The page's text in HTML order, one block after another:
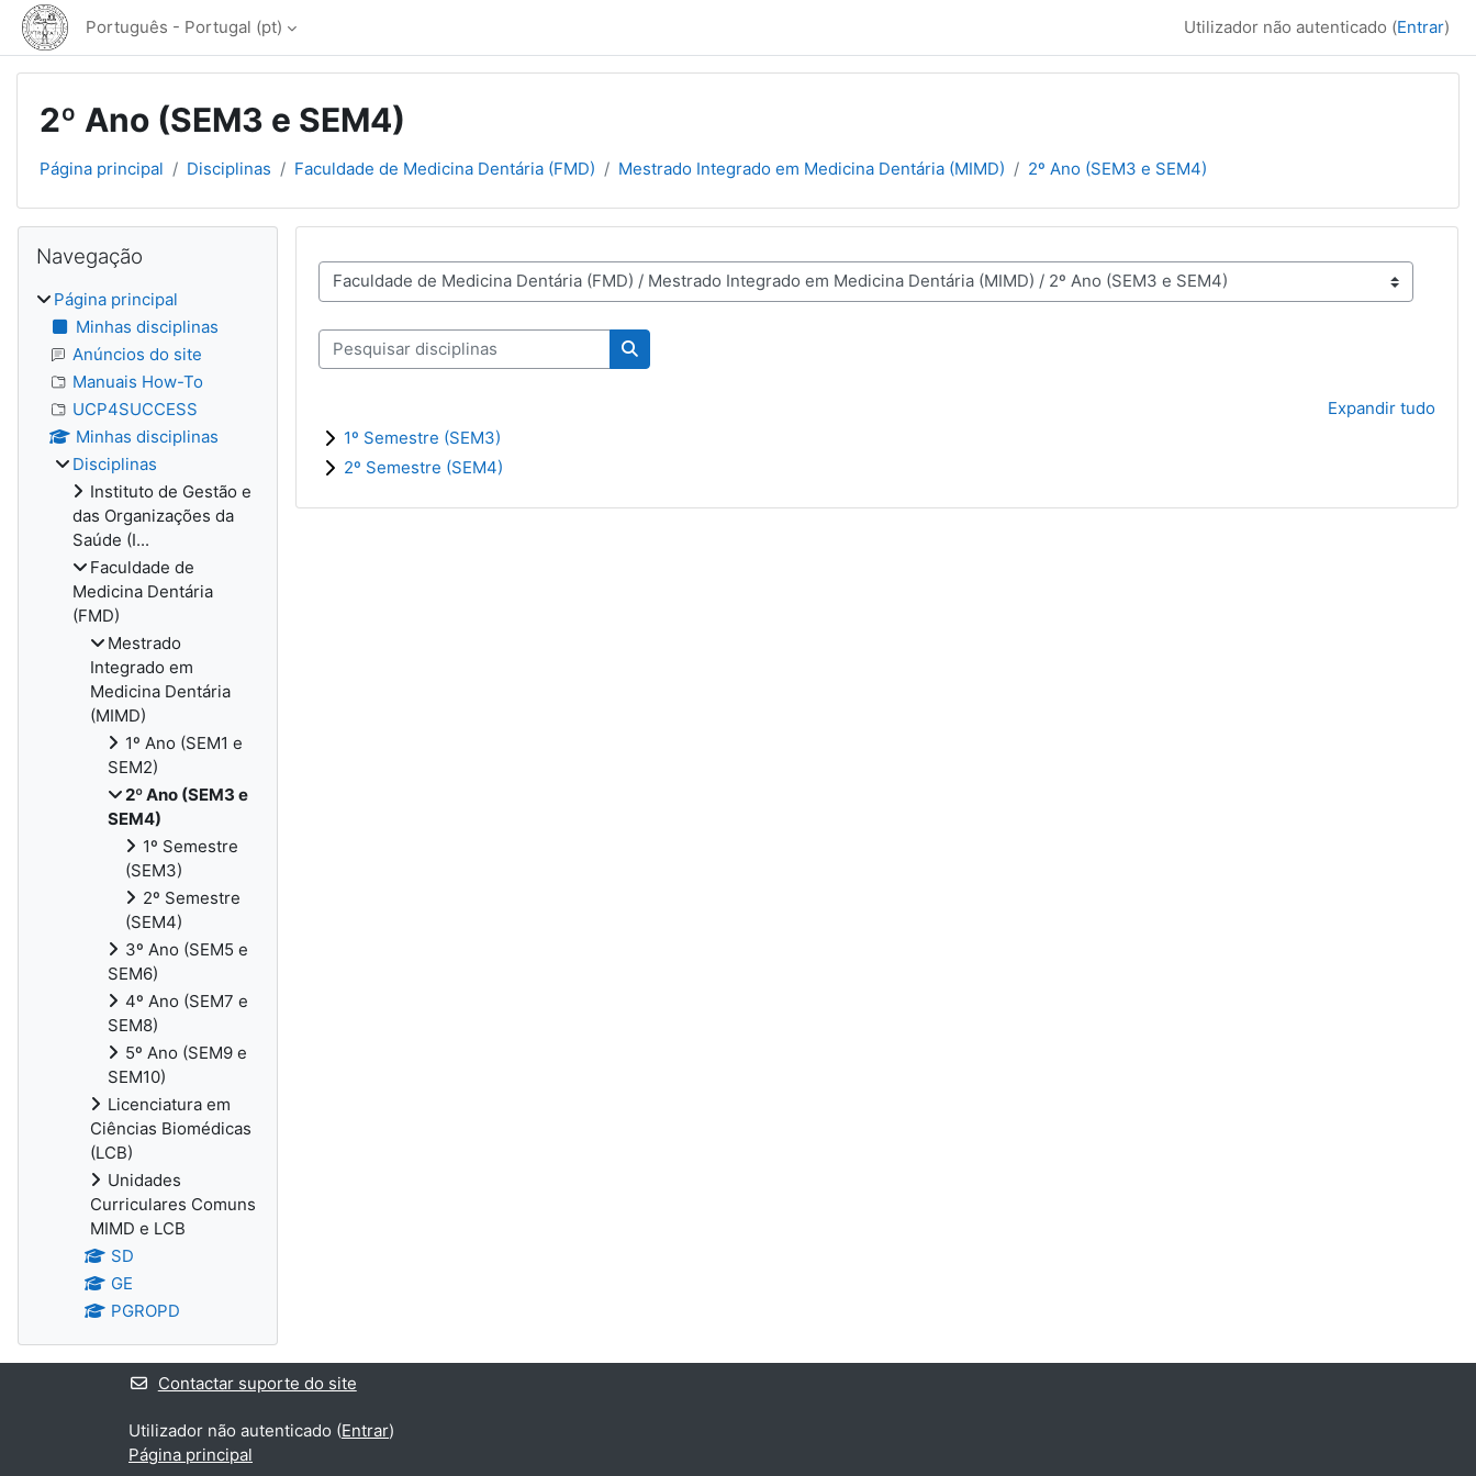
Ir para o conteúdo principal
Português - Portugal ‎(pt)‎ Utilizador não autenticado (Entrar)
2º Ano (SEM3 e SEM4)
Página principal Disciplinas Faculdade de Medicina Dentária (FMD) Mestrado Integrado em Medicina Dentária (MIMD) 2º Ano (SEM3 e SEM4)
Categorias de disciplinas
Pesquisar disciplinas
Pesquisar disciplinas
Expandir tudo
1º Semestre (SEM3)
2º Semestre (SEM4)
Blocos
Navegação
Página principal
Minhas disciplinas
Anúncios do site
Manuais How-To
UCP4SUCCESS
Minhas disciplinas
Disciplinas
Instituto de Gestão e
das Organizações da
Saúde (I...
Faculdade de
Medicina Dentária
(FMD)
Mestrado
Integrado em
Medicina Dentária
(MIMD)
1º Ano (SEM1 e
SEM2)
2º Ano (SEM3 e
SEM4)
1º Semestre
(SEM3)
2º Semestre
(SEM4)
3º Ano (SEM5 e
SEM6)
4º Ano (SEM7 e
SEM8)
5º Ano (SEM9 e
SEM10)
Licenciatura em
Ciências Biomédicas
(LCB)
Unidades
Curriculares Comuns
MIMD e LCB
SD
GE
PGROPD
Contactar suporte do site
Utilizador não autenticado (Entrar)
Página principal